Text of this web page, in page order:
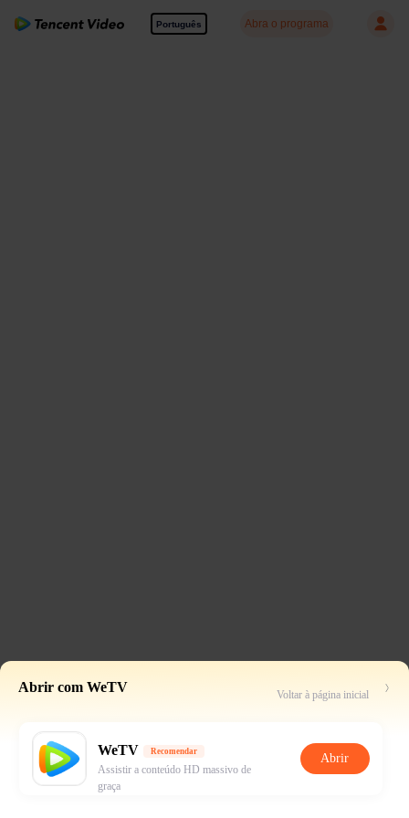
Português Abra o programa
Abrir com WeTV Voltar à página inicial
WeTV Recomendar
Assistir a conteúdo HD massivo de
graça
Abrir